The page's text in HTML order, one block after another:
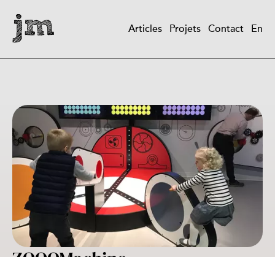
contenu
principal
navigation
Articles Projets Contact En